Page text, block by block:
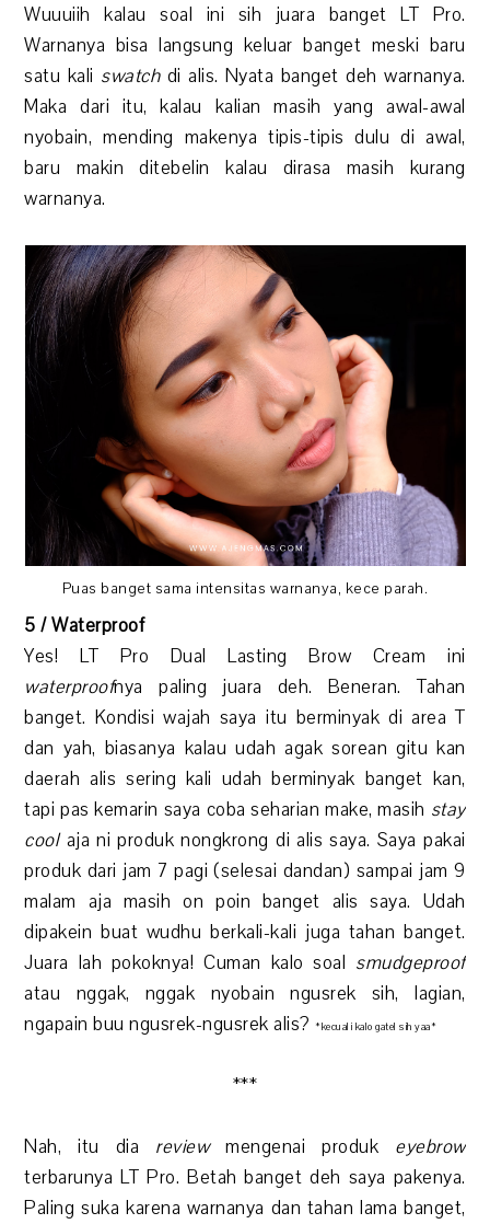
Wuuuiih kalau soal ini sih juara banget LT Pro.
Warnanya bisa langsung keluar banget meski baru
satu kali swatch di alis. Nyata banget deh warnanya.
Maka dari itu, kalau kalian masih yang awal-awal
nyobain, mending makenya tipis-tipis dulu di awal,
baru makin ditebelin kalau dirasa masih kurang
warnanya.
Puas banget sama intensitas warnanya, kece parah.
5 / Waterproof
Yes! LT Pro Dual Lasting Brow Cream ini
waterproofnya paling juara deh. Beneran. Tahan
banget. Kondisi wajah saya itu berminyak di area T
dan yah, biasanya kalau udah agak sorean gitu kan
daerah alis sering kali udah berminyak banget kan,
tapi pas kemarin saya coba seharian make, masih stay
coolaja ni produk nongkrong di alis saya. Saya pakai
produk dari jam 7 pagi (selesai dandan) sampai jam 9
malam aja masih on poin banget alis saya. Udah
dipakein buat wudhu berkali-kali juga tahan banget.
Juara lah pokoknya! Cuman kalo soal smudgeproof
atau nggak, nggak nyobain ngusrek sih, lagian,
ngapain buu ngusrek-ngusrek alis? *kecuali kalo gatel sih yaa*
***
Nah, itu dia reviewmengenai produk eyebrow
terbarunya LT Pro. Betah banget deh saya pakenya.
Paling suka karena warnanya dan tahan lama banget,